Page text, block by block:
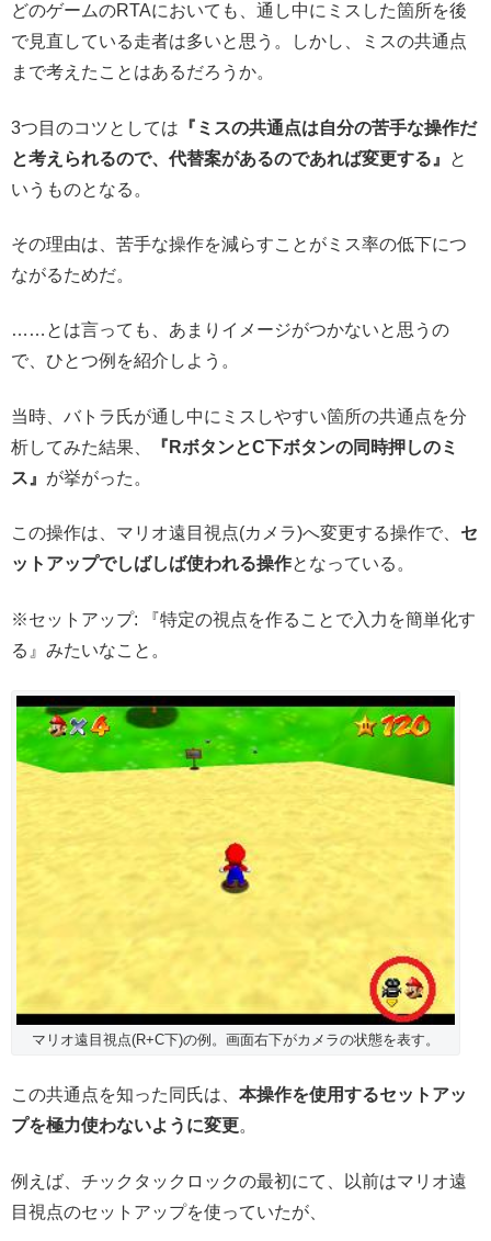
どのゲームのRTAにおいても、通し中にミスした箇所を後
で見直している走者は多いと思う。しかし、ミスの共通点
まで考えたことはあるだろうか。
3つ目のコツとしては 『ミスの共通点は自分の苦手な操作だ
と考えられるので、代替案があるのであれば変更する』
と
いうものとなる。
その理由は、苦手な操作を減らすことがミス率の低下につ
ながるためだ。
……とは言っても、あまりイメージがつかないと思うの
で、ひとつ例を紹介しよう。
当時、バトラ氏が通し中にミスしやすい箇所の共通点を分
析してみた結果、
『RボタンとC下ボタンの同時押しのミ
ス』 が挙がった。
この操作は、マリオ遠目視点(カメラ)へ変更する操作で、 セ
ットアップでしばしば使われる操作となっている。
※セットアップ: 『特定の視点を作ることで入力を簡単化す
る』みたいなこと。
マリオ遠目視点(R+C下)の例。画面右下がカメラの状態を表す。
この共通点を知った同氏は、 本操作を使用するセットアッ
プを極力使わないように変更。
例えば、チックタックロックの最初にて、以前はマリオ遠
目視点のセットアップを使っていたが、